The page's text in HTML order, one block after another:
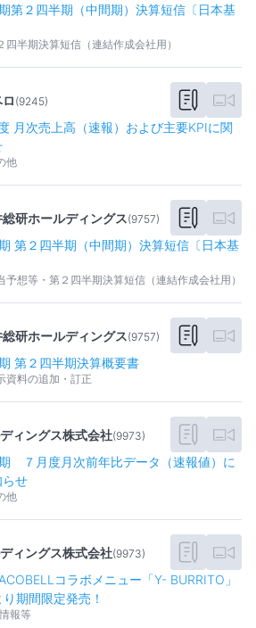
第２四半期（中間期）決算短信〔日本基
四半期決算短信（連結作成会社用）
(9245)
月次売上高（速報）および主要KPIに関
他
研ホールディングス(9757)
第２四半期（中間期）決算短信〔日本基
予想等・第２四半期決算短信（連結作成会社用）
研ホールディングス(9757)
第２四半期決算概要書
資料の追加・訂正
ィングス株式会社(9973)
７月度月次前年比データ（速報値）に
せ
他
ィングス株式会社(9973)
コラボメニュー「Y- BURRITO」
期間限定発売！
報等